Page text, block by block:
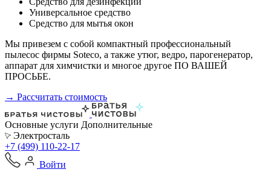
Универсальное средство
Средство для мытья окон
Мы привезем с собой компактный профессиональный
пылесос фирмы Soteco, а также утюг, ведро, парогенератор,
аппарат для химчистки и многое другое ПО ВАШЕЙ
ПРОСЬБЕ.
→ Рассчитать стоимость
Основные услуги Дополнительные
Электросталь
+7 (499) 110-22-17
Войти